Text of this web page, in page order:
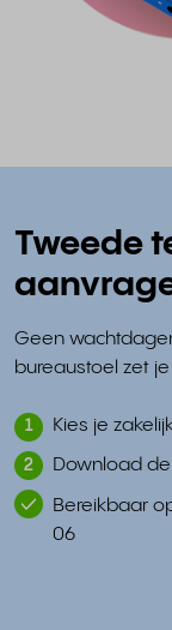
Tweede
Geen
bureaustoel zet
1 Kies je
2 Download
Bereikbaar
06